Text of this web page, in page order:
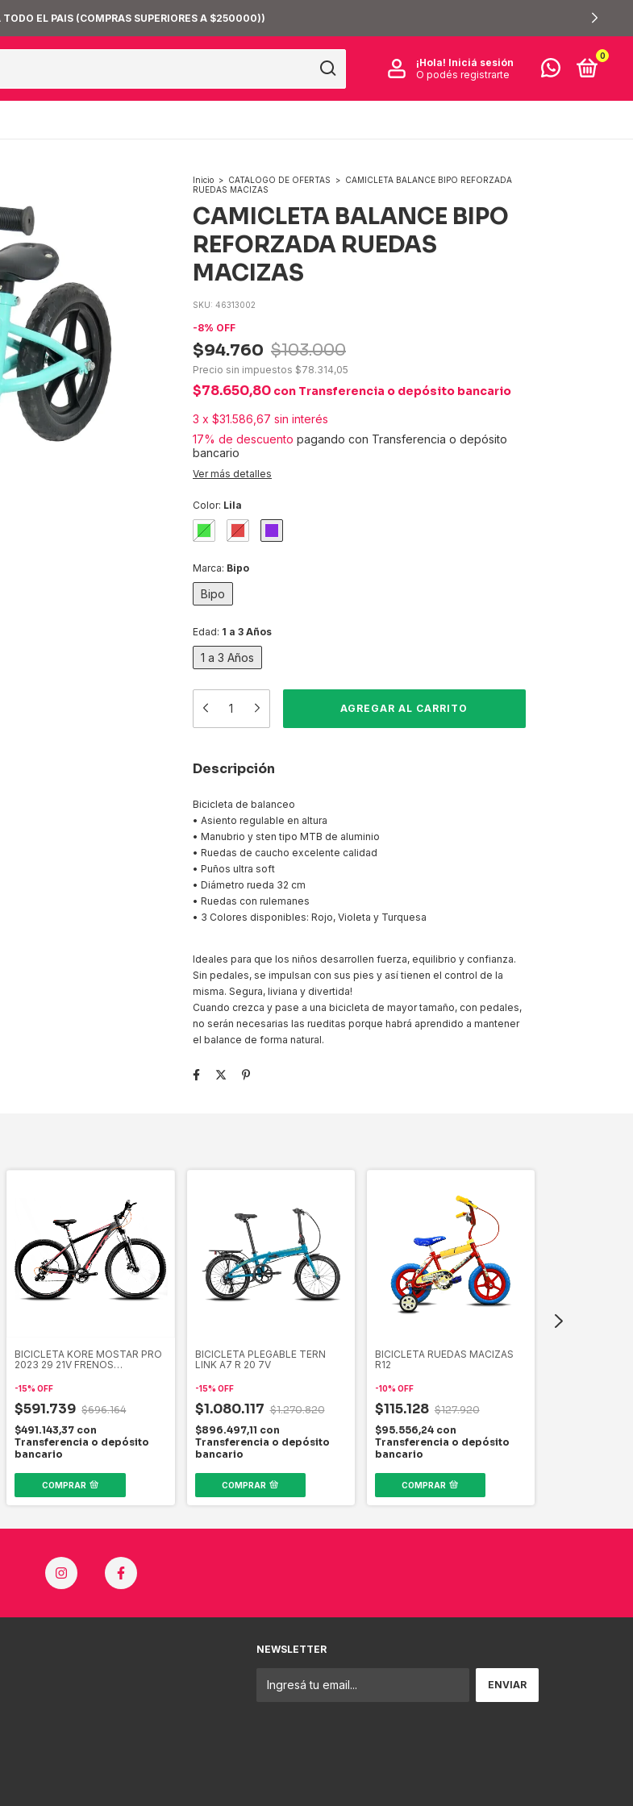
COMPRA TRANQUILO: 6 MESES DE GARANTÍA Y 10 DIAS DE ARREPENTIMIENTO SIN
¡Hola! Iniciá sesión
O podés registrarte
0
Inicio > CATALOGO DE OFERTAS > CAMICLETA BALANCE BIPO REFORZADA
RUEDAS MACIZAS
CAMICLETA BALANCE BIPO
REFORZADA RUEDAS
MACIZAS
SKU: 46313002
-8% OFF
$94.760 $103.000
Precio sin impuestos $78.314,05
$78.650,80 con Transferencia o depósito bancario
3 x $31.586,67 sin interés
17% de descuento pagando con Transferencia o depósito
bancario
Ver más detalles
Color: Lila
Marca: Bipo
Bipo
Edad: 1 a 3 Años
1 a 3 Años
Descripción
Bicicleta de balanceo
• Asiento regulable en altura
• Manubrio y sten tipo MTB de aluminio
• Ruedas de caucho excelente calidad
• Puños ultra soft
• Diámetro rueda 32 cm
• Ruedas con rulemanes
• 3 Colores disponibles: Rojo, Violeta y Turquesa
Ideales para que los niños desarrollen fuerza, equilibrio y confianza.
Sin pedales, se impulsan con sus pies y así tienen el control de la
misma. Segura, liviana y divertida!
Cuando crezca y pase a una bicicleta de mayor tamaño, con pedales,
no serán necesarias las rueditas porque habrá aprendido a mantener
el balance de forma natural.
BICICLETA KORE MOSTAR PRO
2023 29 21V FRENOS
-15%OFF
$591.739 $696.164
$491.143,37 con
Transferencia o depósito
bancario
COMPRAR
BICICLETA PLEGABLE TERN
LINK A7 R 20 7V
-15% OFF
$1.080.117 $1.270.820
$896.497,11 con
Transferencia o depósito
bancario
COMPRAR
BICICLETA RUEDAS MACIZAS
R12
-10% OFF
$115.128 $127.920
$95.556,24 con
Transferencia o depósito
bancario
COMPRAR
NEWSLETTER